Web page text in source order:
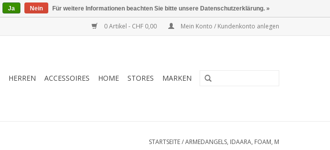
0 Artikel - CHF 0,00 Mein Konto / Kundenkonto anlegen
HERREN ACCESSOIRES HOME STORES MARKEN
STARTSEITE/ARMEDANGELS, IDAARA, FOAM, M
Ja Nein Für weitere Informationen beachten Sie bitte unsere Datenschutzerklärung. »